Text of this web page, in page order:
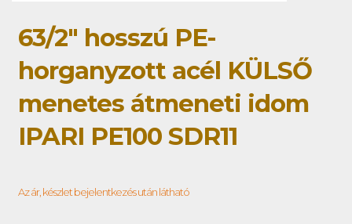
63/2" hosszú PE-
horganyzott acél KÜLSŐ
menetes átmeneti idom
IPARI PE100 SDR11
Az ár, készlet bejelentkezés után látható